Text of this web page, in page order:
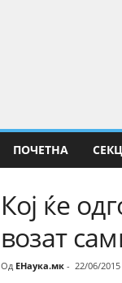
ПОЧЕТНА
Кој ќе
возат
Од ЕНаука.мк- 22/06/2015